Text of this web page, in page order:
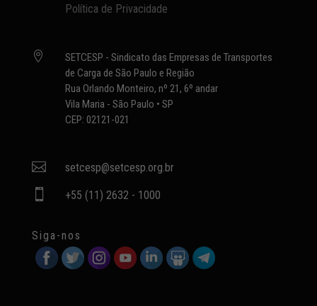
Política de Privacidade

SETCESP - Sindicato das Empresas de Transportes
de Carga de São Paulo e Região
Rua Orlando Monteiro, nº 21, 6º andar
Vila Maria - São Paulo • SP
CEP: 02121-021
 setcesp@setcesp.org.br
 +55 (11) 2632 - 1000
Siga-nos